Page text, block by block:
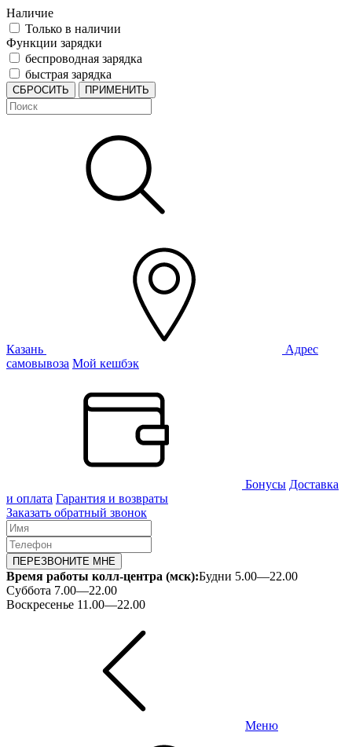
Наличие
Только в наличии
Функции зарядки
беспроводная зарядка
быстрая зарядка
СБРОСИТЬ ПРИМЕНИТЬ
Казань
Адрес
самовывоза Мой кешбэк
Бонусы Доставка
и оплата Гарантия и возвраты
Заказать обратный звонок
ПЕРЕЗВОНИТЕ МНЕ
Время работы колл-центра (мск):Будни 5.00—22.00
Суббота 7.00—22.00
Воскресенье 11.00—22.00
Меню